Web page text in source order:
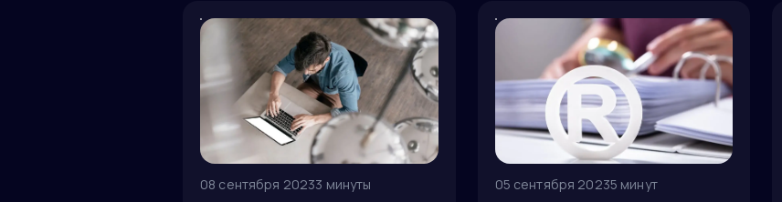
08 сентября 20233 минуты 05 сентября 20235 минут